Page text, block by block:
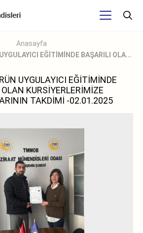
Anasayfa
EĞİTİMİNDE BAŞARILI OLA...
UYGULAYICI EĞİTİMİNDE
KURSİYERLERİMİZE
TAKDİMİ -02.01.2025